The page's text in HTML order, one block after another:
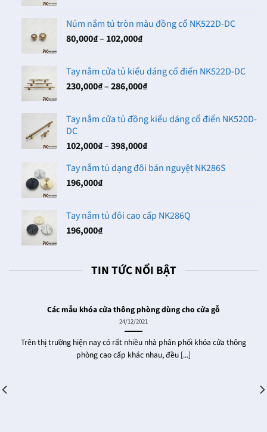
80,000₫
đến
Núm nắm tủ tròn màu đồng cổ NK522D-DC
80,000₫– 102,000₫Khoảng
80,000₫
đến
Tay nắm cửa tủ kiểu dáng cổ điển NK522D-DC
230,000₫–286,000₫Khoảng
230,000₫
286,000₫
Tay nắm cửa tủ đồng kiểu dáng cổ điển NK520D-
DC
102,000₫–398,000₫Khoảng
từ
398,000₫
Tay nắm tủ dạng đôi bán nguyệt NK286S
196,000₫
Tay nắm tủ đôi cao cấp NK286Q
196,000₫
TIN TỨC NỔI BẬT
Các mẫu khóa cửa thông phòng dùng cho cửa gỗ
24/12/2021
Trên thị trường hiện nay có rất nhiều nhà phân phối khóa cửa thông
phòng cao cấp khác nhau, đều [...]